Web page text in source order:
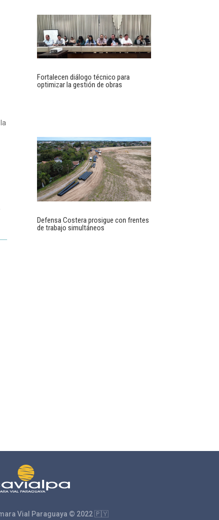
Fortalecen diálogo técnico para
optimizar la gestión de obras
Defensa Costera prosigue con frentes
de trabajo simultáneos
Vial Paraguaya © 2022 🇵🇾